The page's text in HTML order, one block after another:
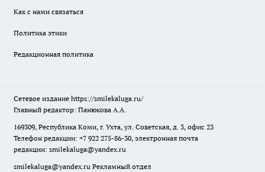
Как с нами связаться
Политика этики
Редакционная политика
Сетевое издание https://smilekaluga.ru/
Главный редактор: Панюкова А.А.
169309, Республика Коми, г. Ухта, ул. Советская, д. 3, офис 23
Телефон редакции: +7 922 275-86-30, электронная почта
редакции: smilekaluga@yandex.ru
smilekaluga@yandex.ru Рекламный отдел